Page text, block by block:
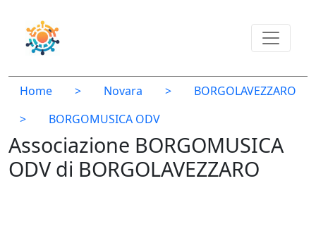
Home > Novara >
BORGOLAVEZZARO
>
BORGOMUSICA ODV
Associazione BORGOMUSICA
ODV di BORGOLAVEZZARO